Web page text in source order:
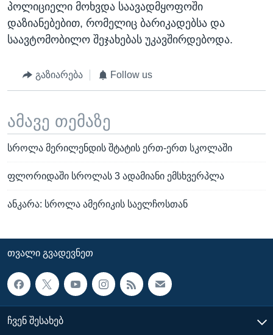
პოლიციელი მოხვდა საავადმყოფოში
დაზიანებებით, რომელიც ბარიკადებსა და
საავტომობილო შეჯახებას უკავშირდებოდა.
გაზიარება Follow us
ამავე თემაზე
სროლა მერილენდის შტატის ერთ-ერთ სკოლაში
ფლორიდაში სროლას 3 ადამიანი ემსხვერპლა
ანკარა: სროლა ამერიკის საელჩოსთან
ᲗᲕᲐᲚᲘ ᲒᲕᲐᲓᲔᲕᲜᲔᲗ
ᲩᲕᲔᲜ ᲨᲔᲡᲐᲮᲔᲑ